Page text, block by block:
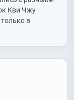
Кви Чжу
в